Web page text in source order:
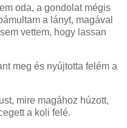
oda, a gondolat mégis
a lányt, magával
vettem, hogy lassan
meg és nyújtotta felém a
mire magához húzott,
a koli felé.